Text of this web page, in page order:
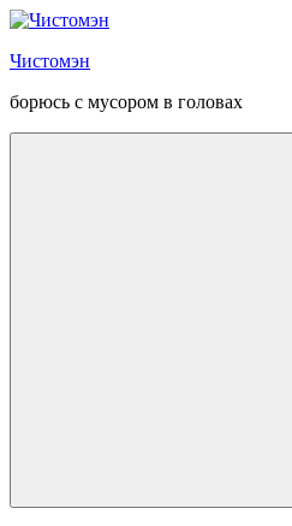
Перейти
содержанию
Чистомэн
борюсь с мусором в головах